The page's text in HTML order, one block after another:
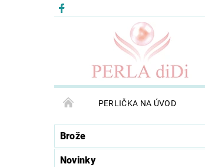
PERLIČKA NA ÚVOD
Brože
Novinky